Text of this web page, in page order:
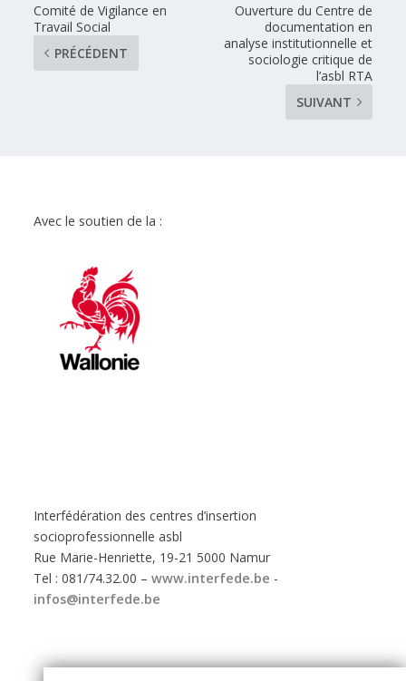
Comité de Vigilance en
Travail Social
PRÉCÉDENT
Ouverture du Centre de
documentation en
analyse institutionnelle et
sociologie critique de
l’asbl RTA
SUIVANT
Avec le soutien de la :
Interfédération des centres d’insertion
socioprofessionnelle asbl
Rue Marie-Henriette, 19-21 5000 Namur
Tel : 081/74.32.00 –www.interfede.be -
infos@interfede.be